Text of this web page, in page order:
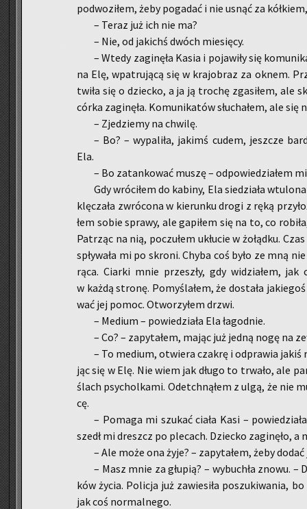
pod­wo­zi­łem, żeby po­ga­dać i nie usnąć za
– Teraz już ich nie ma?
– Nie, od ja­kichś dwóch mie­się­cy.
– Wtedy za­gi­nę­ła Kasia i po­ja­wi­ły się
na Elę, wpa­tru­ją­cą się w kra­jo­braz za oknem.
twi­ła się o dziec­ko, a ja ją tro­chę zga­si­łem, ale
córka za­gi­nę­ła. Ko­mu­ni­ka­tów słu­cha­łem, ale
– Zje­dzie­my na chwi­lę.
– Bo? – wy­pa­li­ła, ja­kimś cudem, jesz­cze
Ela.
– Bo za­tan­ko­wać muszę – od­po­wie­dzia­łem
Gdy wró­ci­łem do ka­bi­ny, Ela sie­dzia­ła
klę­cza­ła zwró­co­na w kie­run­ku drogi z ręką
łem sobie spra­wy, ale ga­pi­łem się na to, co
Pa­trząc na nią, po­czu­łem ukłu­cie w żo­łąd­ku.
spły­wa­ła mi po skro­ni. Chyba coś było ze mną
rą­ca. Ciar­ki mnie prze­szły, gdy wi­dzia­łem, jak
w każdą stro­nę. Po­my­śla­łem, że do­sta­ła
wać jej pomoc. Otwo­rzy­łem drzwi.
– Me­dium – po­wie­dzia­ła Ela ła­god­nie.
– Co? – za­py­ta­łem, mając już jedną nogę na
– To me­dium, otwie­ra cza­krę i od­pra­wia
jąc się w Elę. Nie wiem jak długo to trwa­ło, ale
ślach psy­chol­ka­mi. Ode­tchną­łem z ulgą, że nie
cę.
– Po­ma­ga mi szu­kać ciała Kasi –
szedł mi dreszcz po ple­cach. Dziec­ko za­gi­nę­ło, a
– Ale może ona żyje? – za­py­ta­łem, żeby
– Masz mnie za głu­pią? – wy­bu­chła znowu.
ków życia. Po­li­cja już za­wie­si­ła po­szu­ki­wa­nia,
jak coś nor­mal­ne­go.